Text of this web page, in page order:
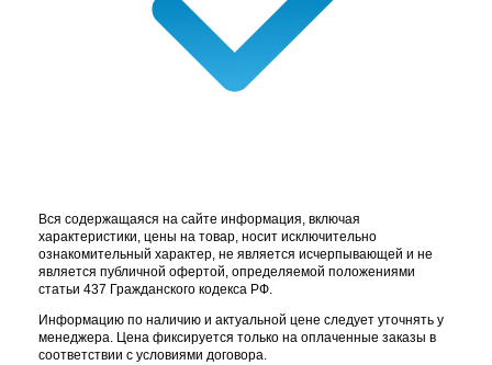
Вся содержащаяся на сайте информация, включая
характеристики, цены на товар, носит исключительно
ознакомительный характер, не является исчерпывающей и не
является публичной офертой, определяемой положениями
статьи 437 Гражданского кодекса РФ.
Информацию по наличию и актуальной цене следует уточнять у
менеджера. Цена фиксируется только на оплаченные заказы в
соответствии с условиями договора.